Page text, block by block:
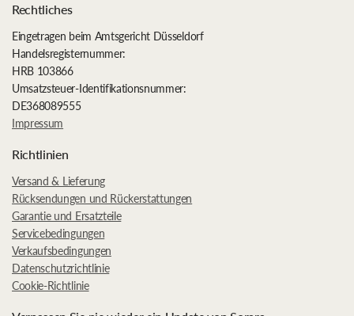
Rechtliches
Eingetragen beim Amtsgericht Düsseldorf
Handelsregisternummer:
HRB 103866
Umsatzsteuer-Identifikationsnummer:
DE368089555
Impressum
Richtlinien
Versand & Lieferung
Rücksendungen und Rückerstattungen
Garantie und Ersatzteile
Servicebedingungen
Verkaufsbedingungen
Datenschutzrichtlinie
Cookie-Richtlinie